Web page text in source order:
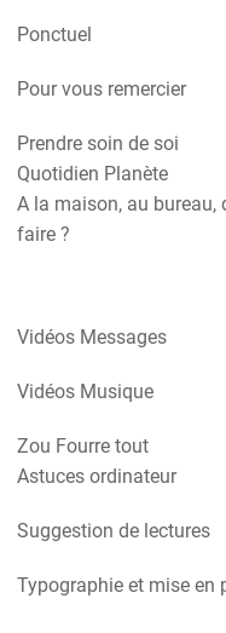
Ponctuel
Pour vous remercier
Prendre soin de soi
Quotidien Planète
A la maison, au bureau,
faire ?
Vidéos Messages
Vidéos Musique
Zou Fourre tout
Astuces ordinateur
Suggestion de lectures
Typographie et mise en